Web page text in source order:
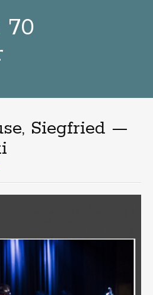
70
Siegfried —